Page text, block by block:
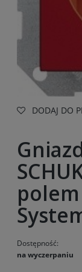
DODAJ DO
Dostępność:
na wyczerpaniu